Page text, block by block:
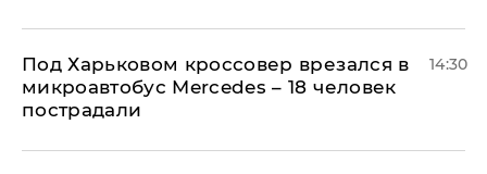
Под Харьковом кроссовер врезался в
микроавтобус Mercedes – 18 человек
пострадали
14:30